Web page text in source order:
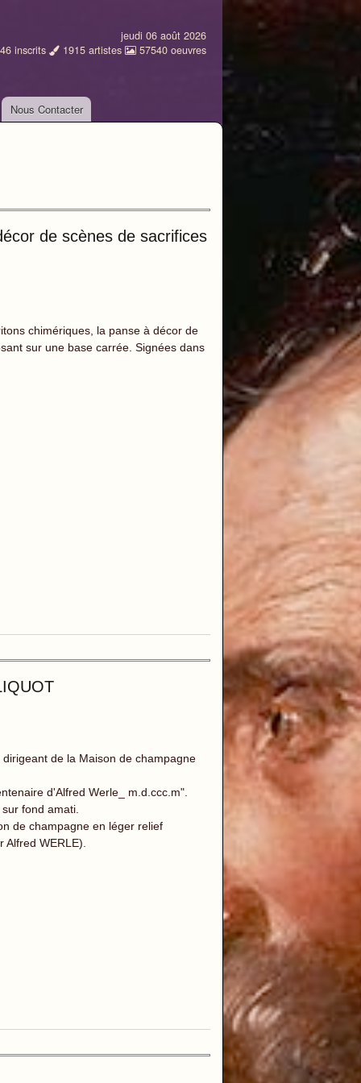
jeudi 06 août 2026
inscrits 1915 artistes 57540 oeuvres
Nous Contacter
de scènes de sacrifices
chimériques, la panse à décor de
sur une base carrée. Signées dans
de la Maison de champagne
d'Alfred Werle_ m.d.ccc.m".
fond amati.
de champagne en léger relief
Alfred WERLE).